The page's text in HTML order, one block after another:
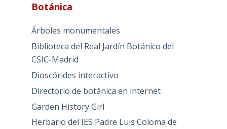
Botánica
Árboles monumentales
Biblioteca del Real Jardín Botánico del
CSIC-Madrid
Dioscórides interactivo
Directorio de botánica en internet
Garden History Girl
Herbario del IES Padre Luis Coloma de